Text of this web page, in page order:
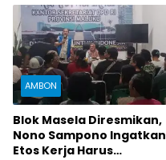
AMBON
Blok Masela Diresmikan,
Nono Sampono Ingatkan
Etos Kerja Harus